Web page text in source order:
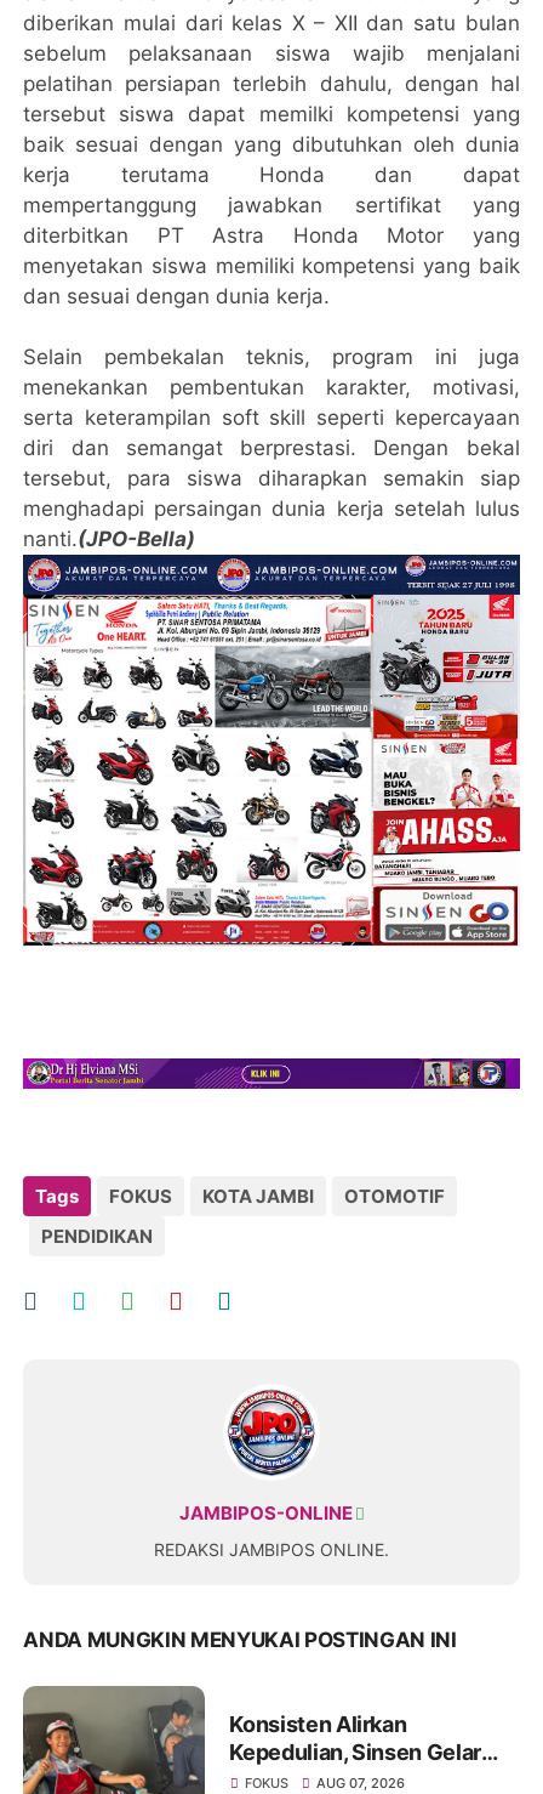
diberikan mulai dari kelas X – XII dan satu bulan
sebelum pelaksanaan siswa wajib menjalani
pelatihan persiapan terlebih dahulu, dengan hal
tersebut siswa dapat memilki kompetensi yang
baik sesuai dengan yang dibutuhkan oleh dunia
kerja terutama Honda dan dapat
mempertanggung jawabkan sertifikat yang
diterbitkan PT Astra Honda Motor yang
menyetakan siswa memiliki kompetensi yang baik
dan sesuai dengan dunia kerja.
Selain pembekalan teknis, program ini juga
menekankan pembentukan karakter, motivasi,
serta keterampilan soft skill seperti kepercayaan
diri dan semangat berprestasi. Dengan bekal
tersebut, para siswa diharapkan semakin siap
menghadapi persaingan dunia kerja setelah lulus
nanti.(JPO-Bella)
Tags FOKUS KOTA JAMBI
OTOMOTIF
PENDIDIKAN
JAMBIPOS-ONLINE
REDAKSI JAMBIPOS ONLINE.
ANDA MUNGKIN MENYUKAI POSTINGAN INI
Konsisten Alirkan
Kepedulian, Sinsen Gelar
Donor Darah ke-23 dalam
FOKUS AUG 07, 2026